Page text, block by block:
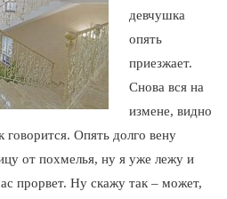
девчушка
опять
приезжает.
Снова вся на
измене, видно
говорится. Опять долго вену
от похмелья, ну я уже лежу и
прорвет. Ну скажу так – может,